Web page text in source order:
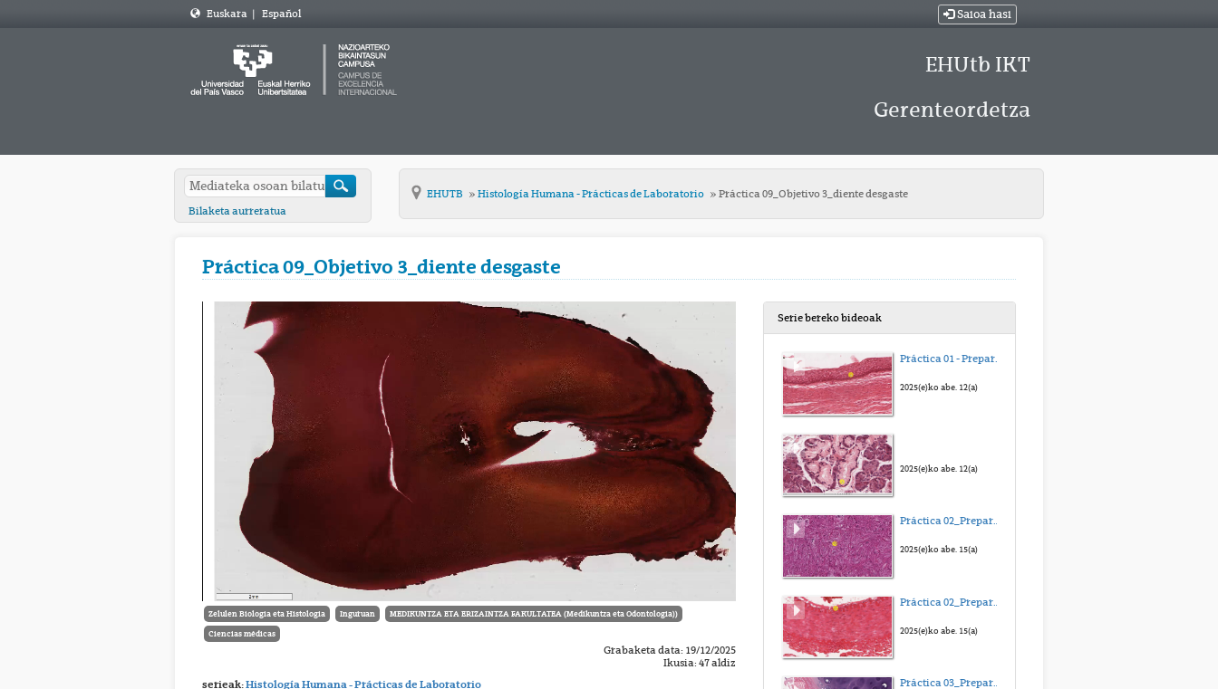
Euskara | Español Saioa hasi
EHUtb IKT
Gerenteordetza
Bilaketa aurreratua
EHUTB Histología Humana - Prácticas de Laboratorio Práctica 09_Objetivo 3_diente desgaste
Práctica 09_Objetivo 3_diente desgaste
Zelulen Biologia eta Histologia Inguruan MEDIKUNTZA ETA ERIZAINTZA FAKULTATEA (Medikuntza eta Odontologia))
Ciencias médicas
Grabaketa data: 19/12/2025
Ikusia: 47 aldiz
serieak:Histología Humana - Prácticas de Laboratorio
Serie bereko bideoak
Práctica 01 - Preparación 1 - Paladar blando
2025(e)ko abe. 12(a)
2025(e)ko abe. 12(a)
Práctica 02_Preparación 1_Paladar blando de conejo
2025(e)ko abe. 15(a)
Práctica 02_Preparación 2_Arteria muscular
2025(e)ko abe. 15(a)
Práctica 03_Preparación 1_Tráquea